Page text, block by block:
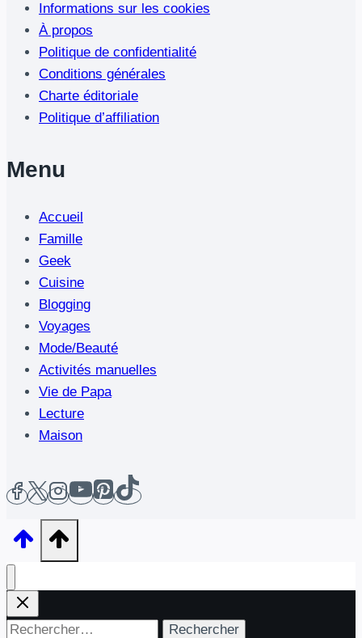
Informations sur les cookies
À propos
Politique de confidentialité
Conditions générales
Charte éditoriale
Politique d’affiliation
Menu
Accueil
Famille
Geek
Cuisine
Blogging
Voyages
Mode/Beauté
Activités manuelles
Vie de Papa
Lecture
Maison
Rechercher :